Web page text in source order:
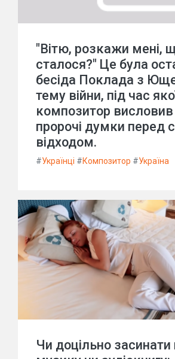
"Вітю, розкажи мені,
сталося?" Це була
бесіда Поклада з
тему війни, під час
композитор висловив
пророчі думки перед
відходом.
#Українці #Композитор #Україна
Чи доцільно засинати